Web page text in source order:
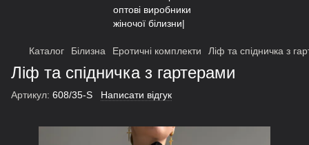
Каталог Білизна Еротичні комплекти Ліф та спідничка з
Ліф та спідничка з гартерами
Артикул: 608/35-S Написати відгук